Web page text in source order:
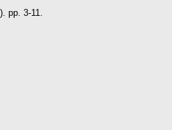
pp. 3-11.